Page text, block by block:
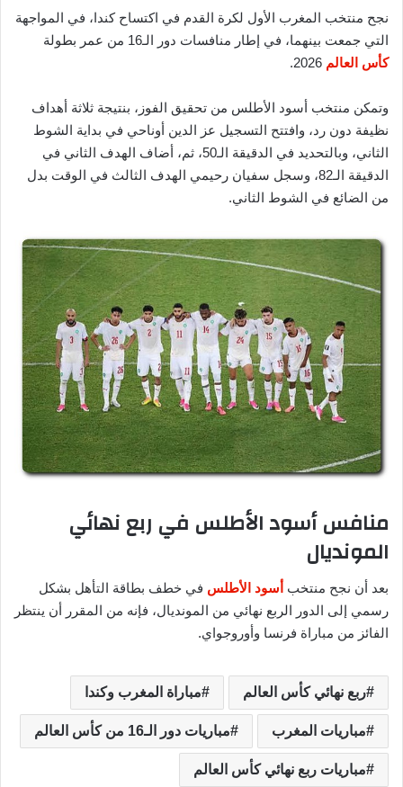
نجح منتخب المغرب الأول لكرة القدم في اكتساح كندا، في المواجهة
التي جمعت بينهما، في إطار منافسات دور الـ16 من عمر بطولة
كأس العالم
وتمكن منتخب أسود الأطلس من تحقيق الفوز، بنتيجة ثلاثة أهداف
نظيفة دون رد، وافتتح التسجيل عز الدين أوناحي في بداية الشوط
الثاني، وبالتحديد في الدقيقة الـ50، ثم، أضاف الهدف الثاني في
الدقيقة الـ82، وسجل سفيان رحيمي الهدف الثالث في الوقت بدل
من الضائع في الشوط الثاني.
منافس أسود الأطلس في ربع نهائي
المونديال
بعد أن نجح منتخب أسود الأطلس في خطف بطاقة التأهل بشكل
رسمي إلى الدور الربع نهائي من المونديال، فإنه من المقرر أن ينتظر
الفائز من مباراة فرنسا وأوروجواي.
ربع نهائي كأس العالم مباراة المغرب وكندا
مباريات المغرب مباريات دور الـ16 من كأس العالم
مباريات ربع نهائي كأس العالم